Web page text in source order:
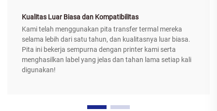
Kualitas Luar Biasa dan Kompatibilitas
Kami telah menggunakan pita transfer termal mereka
selama lebih dari satu tahun, dan kualitasnya luar biasa.
Pita ini bekerja sempurna dengan printer kami serta
menghasilkan label yang jelas dan tahan lama setiap kali
digunakan!